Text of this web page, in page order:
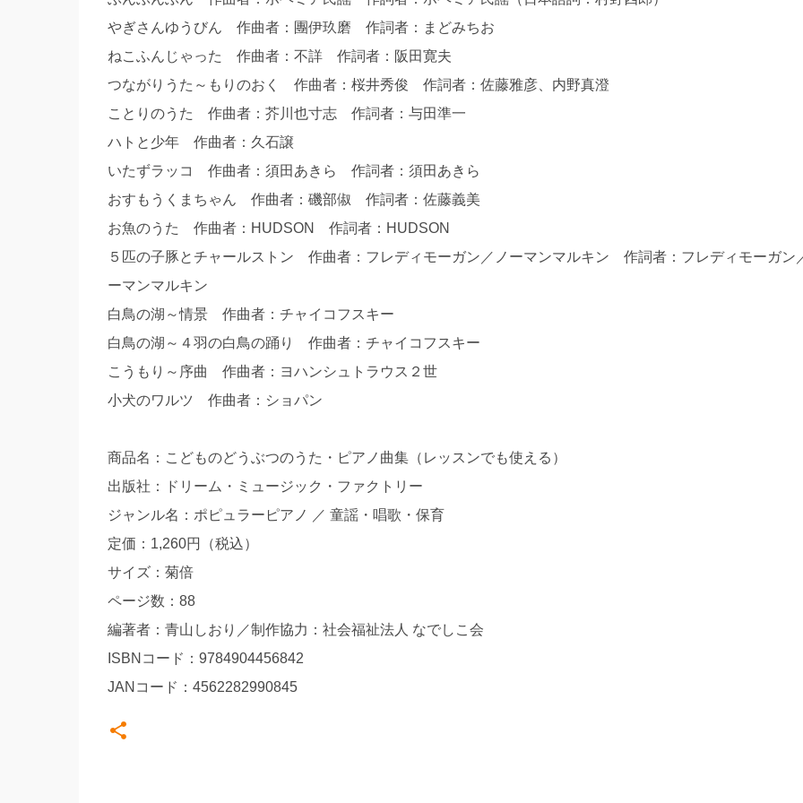
やぎさんゆうびん 作曲者：團伊玖磨 作詞者：まどみちお
ねこふんじゃった 作曲者：不詳 作詞者：阪田寛夫
つながりうた～もりのおく 作曲者：桜井秀俊 作詞者：佐藤雅彦、内野真澄
ことりのうた 作曲者：芥川也寸志 作詞者：与田準一
ハトと少年 作曲者：久石譲
いたずラッコ 作曲者：須田あきら 作詞者：須田あきら
おすもうくまちゃん 作曲者：磯部俶 作詞者：佐藤義美
お魚のうた 作曲者：HUDSON 作詞者：HUDSON
５匹の子豚とチャールストン 作曲者：フレディモーガン／ノーマンマルキン 作詞者：フレディモーガン
ーマンマルキン
白鳥の湖～情景 作曲者：チャイコフスキー
白鳥の湖～４羽の白鳥の踊り 作曲者：チャイコフスキー
こうもり～序曲 作曲者：ヨハンシュトラウス２世
小犬のワルツ 作曲者：ショパン
商品名：こどものどうぶつのうた・ピアノ曲集（レッスンでも使える）
出版社：ドリーム・ミュージック・ファクトリー
ジャンル名：ポピュラーピアノ ／ 童謡・唱歌・保育
定価：1,260円（税込）
サイズ：菊倍
ページ数：88
編著者：青山しおり／制作協力：社会福祉法人 なでしこ会
ISBNコード：9784904456842
JANコード：4562282990845